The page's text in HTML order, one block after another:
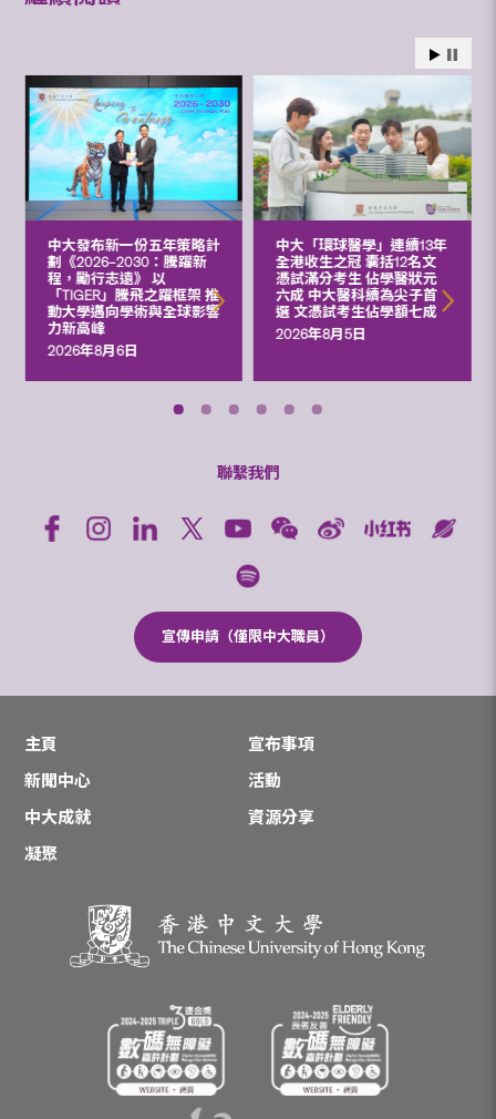
中大發布新一份五年策略計
劃《2026‒2030：騰躍新
程，勵行志遠》 以
「TIGER」騰飛之躍框架 推
動大學邁向學術與全球影響
力新高峰
2026年8月6日
中大「環球醫學」連續13年
全港收生之冠 囊括12名文
憑試滿分考生 佔學醫狀元
六成 中大醫科續為尖子首
選 文憑試考生佔學額七成
2026年8月5日
聯繫我們
宣傳申請（僅限中大職員）
主頁
宣布事項
新聞中心
活動
中大成就
資源分享
凝聚